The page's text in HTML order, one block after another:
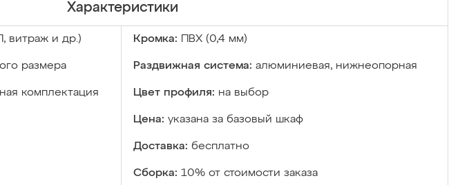
Характеристики
витраж и др.) Кромка: ПВХ (0,4 мм)
размера Раздвижная система: алюминиевая, нижнеопорная
комплектация Цвет профиля: на выбор
Цена: указана за базовый шкаф
Доставка: бесплатно
Сборка: 10% от стоимости заказа